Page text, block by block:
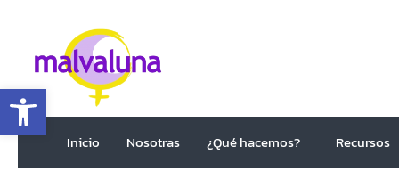
Abrir barra de herramientas
Inicio Nosotras ¿Qué hacemos? Recursos